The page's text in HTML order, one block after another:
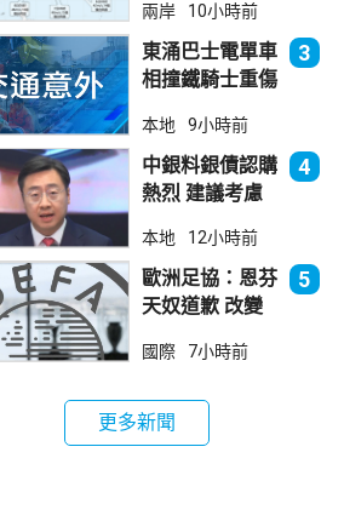
兩岸 10小時前
東涌巴士電單車
相撞鐵騎士重傷
被捕
3
本地 9小時前
中銀料銀債認購
熱烈 建議考慮
4
本地 12小時前
歐洲足協：恩芬
天奴道歉 改變
立場
5
國際 7小時前
更多新聞